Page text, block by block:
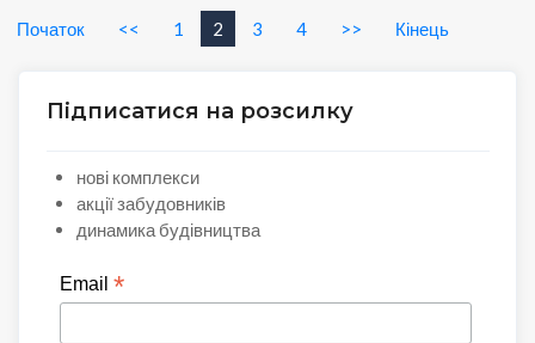
Початок << 1 2 3 4 >> Кінець
Підписатися на розсилку
нові комплекси
акції забудовників
динамика будівництва
Email *